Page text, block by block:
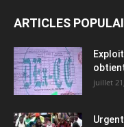
ARTICLES
juillet